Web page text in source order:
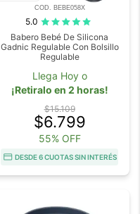
COD. BEBE058X
5.0
Babero Bebé De Silicona
Gadnic Regulable Con Bolsillo
Regulable
Llega Hoy o
¡Retiralo en 2 horas!
$15.109
$6.799
55% OFF
DESDE 6 CUOTAS SIN INTERÉS